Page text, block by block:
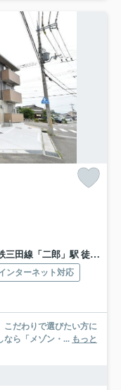
田線「二郎」駅 徒歩15分
ンターネット対応
こだわりで選びたい方に
なら「メゾン・... もっと